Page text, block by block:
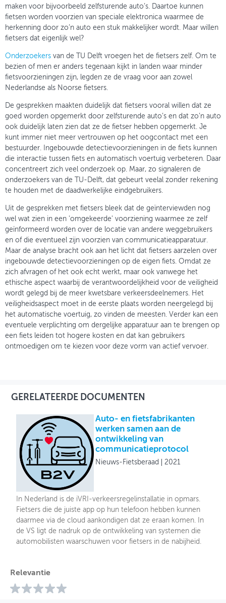
GEBRUIKER
maken voor bijvoorbeeld zelfsturende auto’s. Daartoe kunnen
fietsen worden voorzien van speciale elektronica waarmee de
herkenning door zo’n auto een stuk makkelijker wordt. Maar willen
fietsers dat eigenlijk wel?
Onderzoekers van de TU Delft vroegen het de fietsers zelf. Om te
bezien of men er anders tegenaan kijkt in landen waar minder
fietsvoorzieningen zijn, legden ze de vraag voor aan zowel
Nederlandse als Noorse fietsers.
De gesprekken maakten duidelijk dat fietsers vooral willen dat ze
goed worden opgemerkt door zelfsturende auto’s en dat zo’n auto
ook duidelijk laten zien dat ze de fietser hebben opgemerkt. Je
kunt immer niet meer vertrouwen op het oogcontact met een
bestuurder. Ingebouwde detectievoorzieningen in de fiets kunnen
die interactie tussen fiets en automatisch voertuig verbeteren. Daar
concentreert zich veel onderzoek op. Maar, zo signaleren de
onderzoekers van de TU-Delft, dat gebeurt veelal zonder rekening
te houden met de daadwerkelijke eindgebruikers.
Uit de gesprekken met fietsers bleek dat de geïnterviewden nog
wel wat zien in een 'omgekeerde' voorziening waarmee ze zelf
geïnformeerd worden over de locatie van andere weggebruikers
en of die eventueel zijn voorzien van communicatieapparatuur.
Maar de analyse bracht ook aan het licht dat fietsers aarzelen over
ingebouwde detectievoorzieningen op de eigen fiets. Omdat ze
zich afvragen of het ook echt werkt, maar ook vanwege het
ethische aspect waarbij de verantwoordelijkheid voor de veiligheid
wordt gelegd bij de meer kwetsbare verkeersdeelnemers. Het
veiligheidsaspect moet in de eerste plaats worden neergelegd bij
het automatische voertuig, zo vinden de meesten. Verder kan een
eventuele verplichting om dergelijke apparatuur aan te brengen op
een fiets leiden tot hogere kosten en dat kan gebruikers
ontmoedigen om te kiezen voor deze vorm van actief vervoer.
GERELATEERDE DOCUMENTEN
Auto- en fietsfabrikanten
werken samen aan de
ontwikkeling van
communicatieprotocol
Nieuws-Fietsberaad 2021
In Nederland is de iVRI-verkeersregelinstallatie in opmars.
Fietsers die de juiste app op hun telefoon hebben kunnen
daarmee via de cloud aankondigen dat ze eraan komen. In
de VS ligt de nadruk op de ontwikkeling van systemen die
automobilisten waarschuwen voor fietsers in de nabijheid.
Relevantie